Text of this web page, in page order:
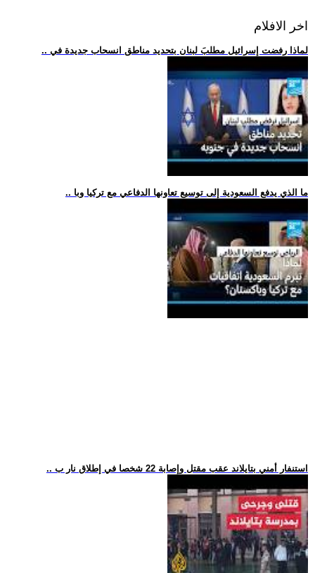
اخر الافلام
.. لماذا رفضت إسرائيل مطلبَ لبنان بتحديد مناطق انسحاب جديدة في
.. ما الذي يدفع السعودية إلى توسيع تعاونها الدفاعي مع تركيا وبا
.. استنفار أمني بتايلاند عقب مقتل وإصابة 22 شخصا في إطلاق نار ب